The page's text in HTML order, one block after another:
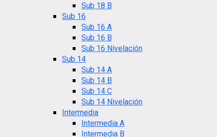
Sub 18 B
Sub 16
Sub 16 A
Sub 16 B
Sub 16 Nivelación
Sub 14
Sub 14 A
Sub 14 B
Sub 14 C
Sub 14 Nivelación
Intermedia
Intermedia A
Intermedia B